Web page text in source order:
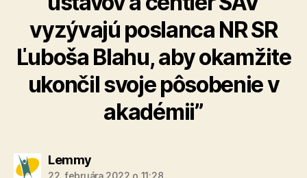
vyzývajú poslanca NR SR
Ľuboša Blahu, aby okamžite
ukončil svoje pôsobenie v
akadémii”
Lemmyhovorí:
22. februára 2022 o 11:28